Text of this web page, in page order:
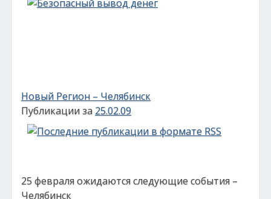
Новый Регион – Челябинск
Публикации за 25.02.09
25 февраля ожидаются следующие события –
Челябинск